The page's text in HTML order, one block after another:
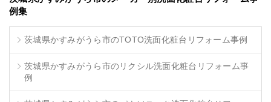
例集
茨城県かすみがうら市のTOTO洗面化粧台リフォーム事例
茨城県かすみがうら市のリクシル洗面化粧台リフォーム事
例